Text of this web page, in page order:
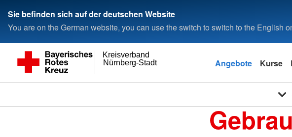
Sie befinden sich auf der deutschen Website
You are on the German website, you can use the switch to switch to the English
Nürnberg-Stadt
Kreisverband
Angebote Kurse